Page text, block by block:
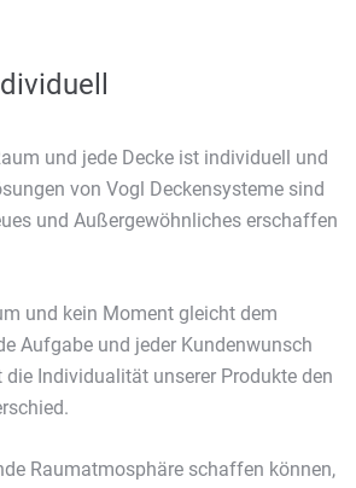
und jede Decke ist individuell und
von Vogl Deckensysteme sind
und Außergewöhnliches erschaffen
und kein Moment gleicht dem
Aufgabe und jeder Kundenwunsch
Individualität unserer Produkte den
Raumatmosphäre schaffen können,